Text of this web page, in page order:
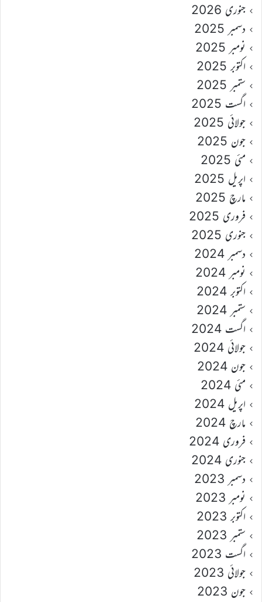
جنوری 2026
دسمبر 2025
نومبر 2025
اکتوبر 2025
ستمبر 2025
اگست 2025
جولائی 2025
جون 2025
مئی 2025
اپریل 2025
مارچ 2025
فروری 2025
جنوری 2025
دسمبر 2024
نومبر 2024
اکتوبر 2024
ستمبر 2024
اگست 2024
جولائی 2024
جون 2024
مئی 2024
اپریل 2024
مارچ 2024
فروری 2024
جنوری 2024
دسمبر 2023
نومبر 2023
اکتوبر 2023
ستمبر 2023
اگست 2023
جولائی 2023
جون 2023